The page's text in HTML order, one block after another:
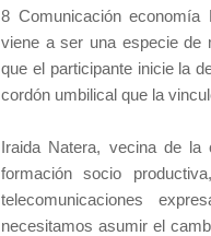
8 Comunicación economía
viene a ser una especie de
que el participante inicie la
cordón umbilical que la
Iraida Natera, vecina de
formación socio
telecomunicaciones
necesitamos asumir el